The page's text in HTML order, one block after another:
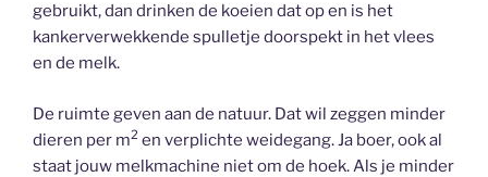
gebruikt, dan drinken de koeien dat op en is het
kankerverwekkende spulletje doorspekt in het vlees
en de melk.
De ruimte geven aan de natuur. Dat wil zeggen minder
dieren per m2 en verplichte weidegang. Ja boer, ook al
staat jouw melkmachine niet om de hoek. Als je minder